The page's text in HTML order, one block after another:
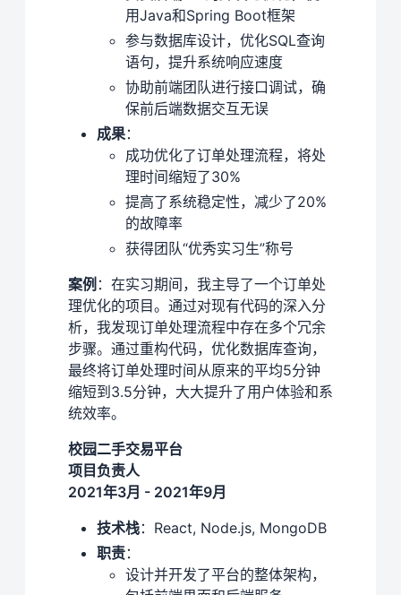
用Java和Spring Boot框架
参与数据库设计，优化SQL查询
语句，提升系统响应速度
协助前端团队进行接口调试，确
保前后端数据交互无误
成果：
成功优化了订单处理流程，将处
理时间缩短了30%
提高了系统稳定性，减少了20%
的故障率
获得团队“优秀实习生”称号
案例 ：在实习期间，我主导了一个订单处
理优化的项目。通过对现有代码的深入分
析，我发现订单处理流程中存在多个冗余
步骤。通过重构代码，优化数据库查询，
最终将订单处理时间从原来的平均5分钟
缩短到3.5分钟，大大提升了用户体验和系
统效率。
校园二手交易平台
项目负责人
2021年3月 - 2021年9月
技术栈：React, Node.js, MongoDB
职责：
设计并开发了平台的整体架构，